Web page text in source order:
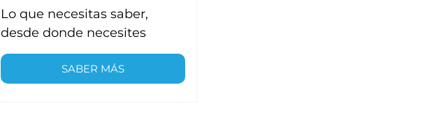
Lo que necesitas saber,
desde donde necesites
SABER MÁS